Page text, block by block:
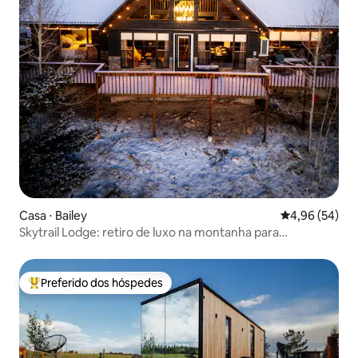
Casa ⋅ Bailey 4,96 de uma
4,96 (54)
Skytrail Lodge: retiro de luxo na montanha para
Entre os melhores preferidos dos hóspedes
Preferido dos hóspedes